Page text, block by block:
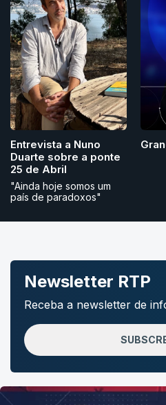
Entrevista a Nuno
Duarte sobre a ponte
25 de Abril
"Ainda hoje somos um
país de paradoxos"
Newsletter RTP
Receba a newsletter de